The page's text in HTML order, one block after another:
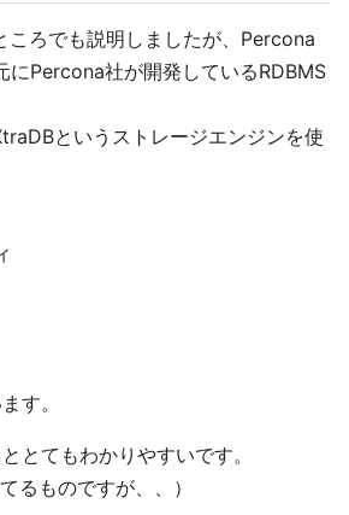
ころでも説明しましたが、Percona
にPercona社が開発しているRDBMS
というストレージエンジンを使
す。
とてもわかりやすいです。
るものですが、、）